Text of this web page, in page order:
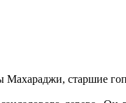
старшие